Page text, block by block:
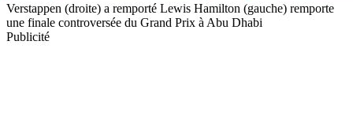
Verstappen (droite) a remporté Lewis Hamilton (gauche) remporte
une finale controversée du Grand Prix à Abu Dhabi
Publicité